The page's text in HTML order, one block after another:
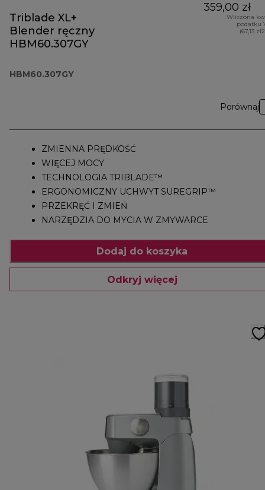
Triblade XL+
Blender ręczny
HBM60.307GY
HBM60.307GY
359,00 zł
Wliczona
podatku
(67,13
Porównaj
ZMIENNA PRĘDKOŚĆ
WIĘCEJ MOCY
TECHNOLOGIA TRIBLADE™
ERGONOMICZNY UCHWYT SUREGRIP™
PRZEKRĘĆ I ZMIEŃ
NARZĘDZIA DO MYCIA W ZMYWARCE
Dodaj do koszyka
Odkryj więcej